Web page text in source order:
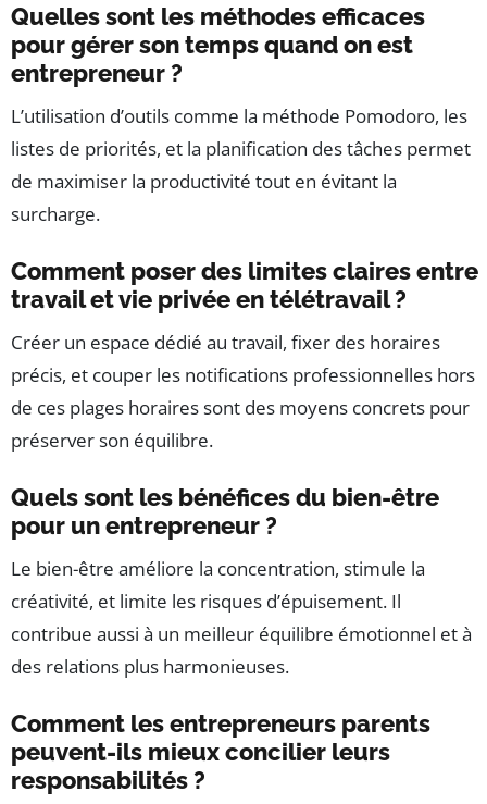
Quelles sont les méthodes efficaces
pour gérer son temps quand on est
entrepreneur ?
L’utilisation d’outils comme la méthode Pomodoro, les
listes de priorités, et la planification des tâches permet
de maximiser la productivité tout en évitant la
surcharge.
Comment poser des limites claires entre
travail et vie privée en télétravail ?
Créer un espace dédié au travail, fixer des horaires
précis, et couper les notifications professionnelles hors
de ces plages horaires sont des moyens concrets pour
préserver son équilibre.
Quels sont les bénéfices du bien-être
pour un entrepreneur ?
Le bien-être améliore la concentration, stimule la
créativité, et limite les risques d’épuisement. Il
contribue aussi à un meilleur équilibre émotionnel et à
des relations plus harmonieuses.
Comment les entrepreneurs parents
peuvent-ils mieux concilier leurs
responsabilités ?